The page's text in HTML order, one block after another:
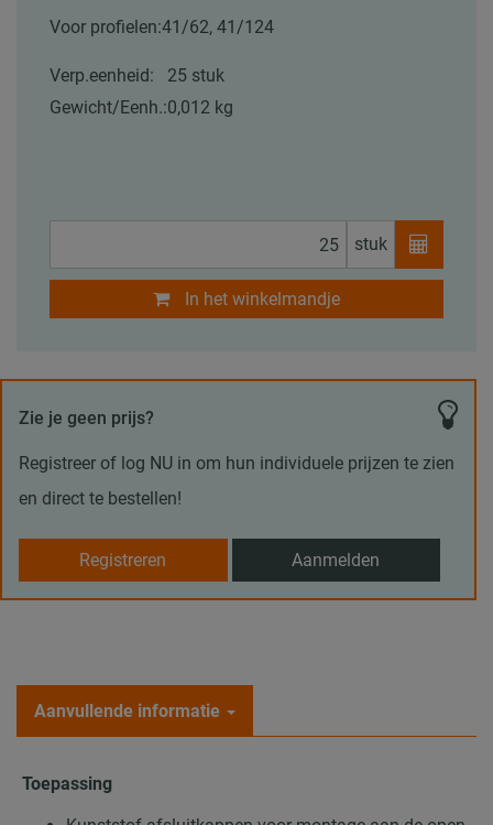
Voor profielen:41/62, 41/124
Verp.eenheid:
25 stuk
Gewicht/Eenh.:0,012 kg
stuk
In het winkelmandje
Zie je geen prijs?
Registreer of log NU in om hun individuele prijzen te zien
en direct te bestellen!
Registreren Aanmelden
Aanvullende informatie
Toepassing